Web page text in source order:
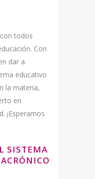
todos
Con
dar a
educativo
la materia,
en
¡Esperamos
SISTEMA